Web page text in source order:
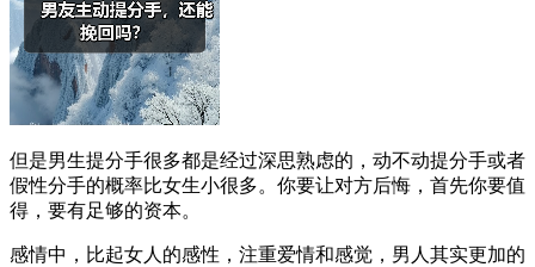
但是男生提分手很多都是经过深思熟虑的，动不动提分手或者
假性分手的概率比女生小很多。你要让对方后悔，首先你要值
得，要有足够的资本。
感情中，比起女人的感性，注重爱情和感觉，男人其实更加的